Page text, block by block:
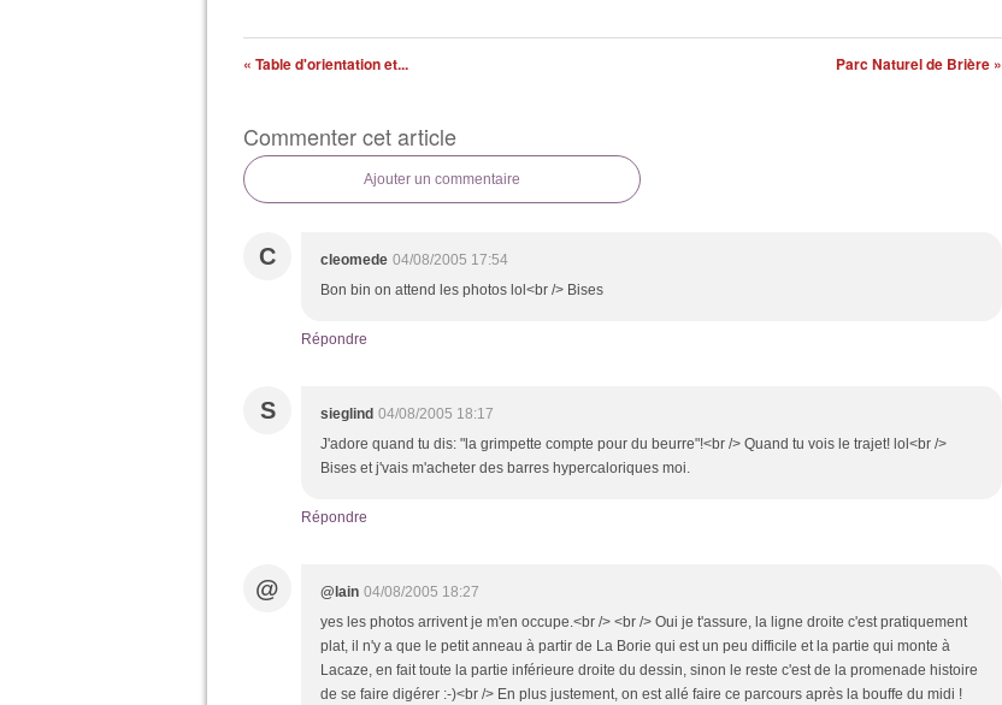
« Table d'orientation et... Parc Naturel de Brière »
Commenter cet article
Ajouter un commentaire
C cleomede 04/08/2005 17:54
Bon bin on attend les photos lol<br /> Bises
Répondre
S sieglind 04/08/2005 18:17
J'adore quand tu dis: "la grimpette compte pour du beurre"!<br /> Quand tu vois le trajet! lol<br />
Bises et j'vais m'acheter des barres hypercaloriques moi.
Répondre
@ @lain 04/08/2005 18:27
yes les photos arrivent je m'en occupe.<br /> <br /> Oui je t'assure, la ligne droite c'est pratiquement
plat, il n'y a que le petit anneau à partir de La Borie qui est un peu difficile et la partie qui monte à
Lacaze, en fait toute la partie inférieure droite du dessin, sinon le reste c'est de la promenade histoire
de se faire digérer :-)<br /> En plus justement, on est allé faire ce parcours après la bouffe du midi !